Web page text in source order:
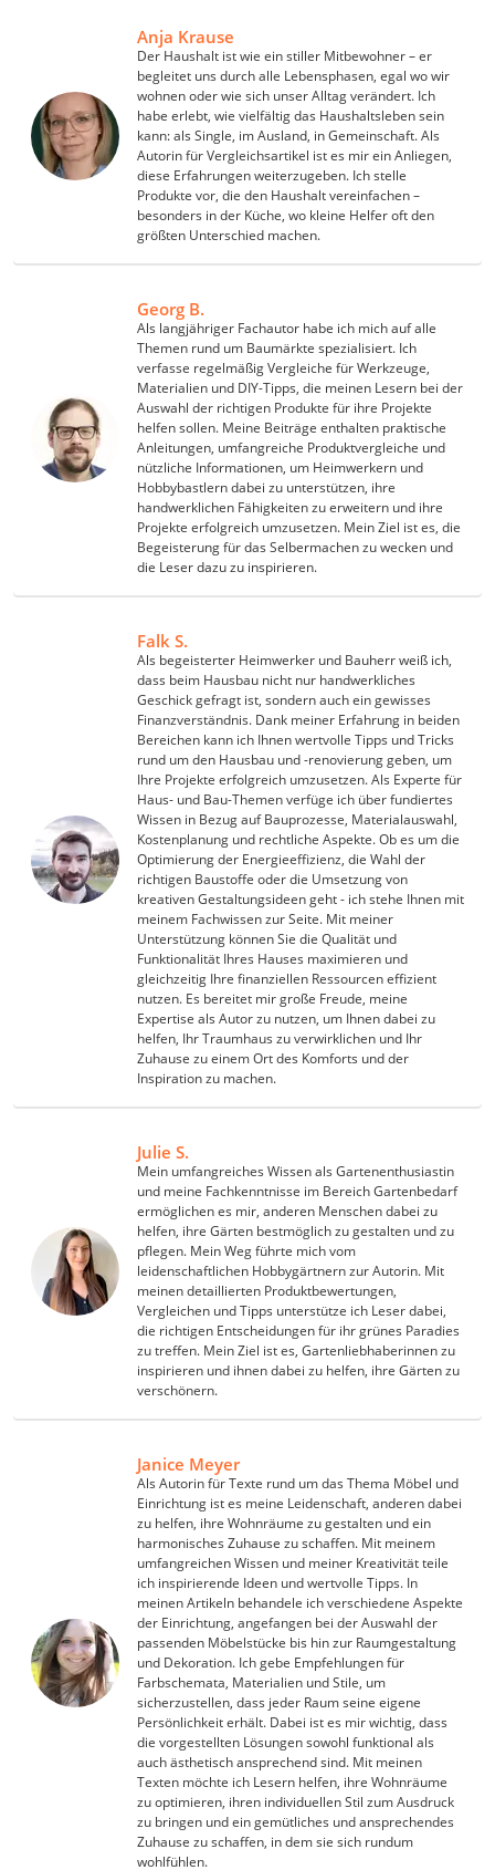
Gusseisen Bräter
Induktionskochfeld
Tischgeschirrspüler
Elektronische Dartscheibe
Beschriftungsgerät
Trinkflasche
Elektrische Pfeffermühle
SUP-Board
Ferngesteuertes Auto
Subwoofer
Beheizbare Handschuhe
Koifutter
Möbel & Einrichtung
Backofen
HiFi-Lautsprecher
Samsung-Waschmaschine
LED-Feuchtraumleuchte
Schraubendreher-Set
Sägekettenschärfgerät
Geschirrspüler 45 cm
Seilwinde
Feuchtigkeitsmessgerät
Alkoholtester
Endoskop-Kamera
Nadelentroster
Winkelschleifer-230-mm
Metalldetektor (Kinder)
Akku-Schlagbohrschrauber
Schallpegelmessgerät
Akku-Fettpresse
WIG-Schweißgerät
Kreuzlinienlaser (grün)
Einhandhobel
Anja Krause
Der Haushalt ist wie ein stiller Mitbewohner – er
begleitet uns durch alle Lebensphasen, egal wo wir
wohnen oder wie sich unser Alltag verändert. Ich
habe erlebt, wie vielfältig das Haushaltsleben sein
kann: als Single, im Ausland, in Gemeinschaft. Als
Autorin für Vergleichsartikel ist es mir ein Anliegen,
diese Erfahrungen weiterzugeben. Ich stelle
Produkte vor, die den Haushalt vereinfachen –
besonders in der Küche, wo kleine Helfer oft den
größten Unterschied machen.
Georg B.
Als langjähriger Fachautor habe ich mich auf alle
Themen rund um Baumärkte spezialisiert. Ich
verfasse regelmäßig Vergleiche für Werkzeuge,
Materialien und DIY-Tipps, die meinen Lesern bei der
Auswahl der richtigen Produkte für ihre Projekte
helfen sollen. Meine Beiträge enthalten praktische
Anleitungen, umfangreiche Produktvergleiche und
nützliche Informationen, um Heimwerkern und
Hobbybastlern dabei zu unterstützen, ihre
handwerklichen Fähigkeiten zu erweitern und ihre
Projekte erfolgreich umzusetzen. Mein Ziel ist es, die
Begeisterung für das Selbermachen zu wecken und
die Leser dazu zu inspirieren.
Falk S.
Als begeisterter Heimwerker und Bauherr weiß ich,
dass beim Hausbau nicht nur handwerkliches
Geschick gefragt ist, sondern auch ein gewisses
Finanzverständnis. Dank meiner Erfahrung in beiden
Bereichen kann ich Ihnen wertvolle Tipps und Tricks
rund um den Hausbau und -renovierung geben, um
Ihre Projekte erfolgreich umzusetzen. Als Experte für
Haus- und Bau-Themen verfüge ich über fundiertes
Wissen in Bezug auf Bauprozesse, Materialauswahl,
Kostenplanung und rechtliche Aspekte. Ob es um die
Optimierung der Energieeffizienz, die Wahl der
richtigen Baustoffe oder die Umsetzung von
kreativen Gestaltungsideen geht - ich stehe Ihnen mit
meinem Fachwissen zur Seite. Mit meiner
Unterstützung können Sie die Qualität und
Funktionalität Ihres Hauses maximieren und
gleichzeitig Ihre finanziellen Ressourcen effizient
nutzen. Es bereitet mir große Freude, meine
Expertise als Autor zu nutzen, um Ihnen dabei zu
helfen, Ihr Traumhaus zu verwirklichen und Ihr
Zuhause zu einem Ort des Komforts und der
Inspiration zu machen.
Julie S.
Mein umfangreiches Wissen als Gartenenthusiastin
und meine Fachkenntnisse im Bereich Gartenbedarf
ermöglichen es mir, anderen Menschen dabei zu
helfen, ihre Gärten bestmöglich zu gestalten und zu
pflegen. Mein Weg führte mich vom
leidenschaftlichen Hobbygärtnern zur Autorin. Mit
meinen detaillierten Produktbewertungen,
Vergleichen und Tipps unterstütze ich Leser dabei,
die richtigen Entscheidungen für ihr grünes Paradies
zu treffen. Mein Ziel ist es, Gartenliebhaberinnen zu
inspirieren und ihnen dabei zu helfen, ihre Gärten zu
verschönern.
Janice Meyer
Als Autorin für Texte rund um das Thema Möbel und
Einrichtung ist es meine Leidenschaft, anderen dabei
zu helfen, ihre Wohnräume zu gestalten und ein
harmonisches Zuhause zu schaffen. Mit meinem
umfangreichen Wissen und meiner Kreativität teile
ich inspirierende Ideen und wertvolle Tipps. In
meinen Artikeln behandele ich verschiedene Aspekte
der Einrichtung, angefangen bei der Auswahl der
passenden Möbelstücke bis hin zur Raumgestaltung
und Dekoration. Ich gebe Empfehlungen für
Farbschemata, Materialien und Stile, um
sicherzustellen, dass jeder Raum seine eigene
Persönlichkeit erhält. Dabei ist es mir wichtig, dass
die vorgestellten Lösungen sowohl funktional als
auch ästhetisch ansprechend sind. Mit meinen
Texten möchte ich Lesern helfen, ihre Wohnräume
zu optimieren, ihren individuellen Stil zum Ausdruck
zu bringen und ein gemütliches und ansprechendes
Zuhause zu schaffen, in dem sie sich rundum
wohlfühlen.